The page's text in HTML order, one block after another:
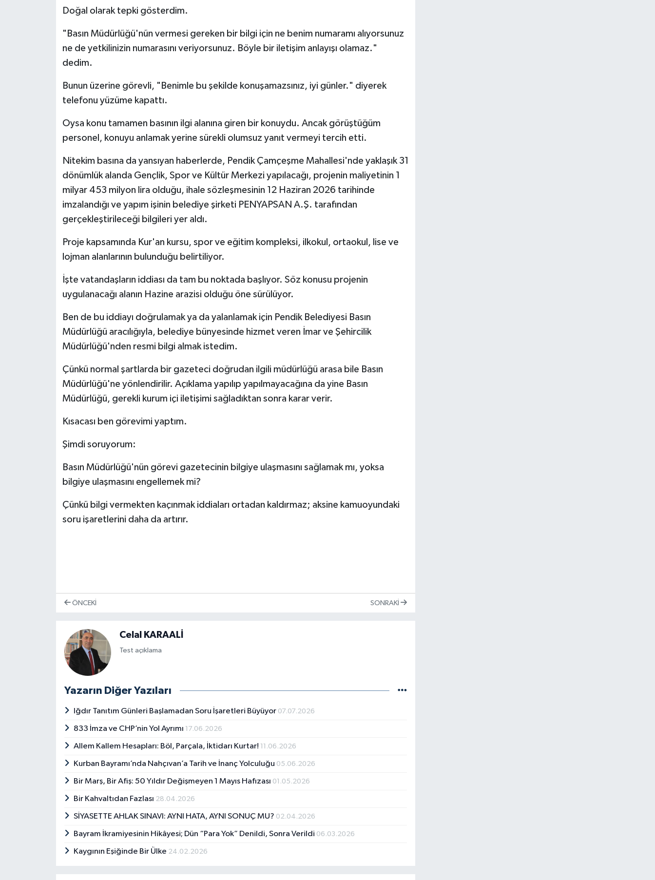
Doğal olarak tepki gösterdim.
"Basın Müdürlüğü'nün vermesi gereken bir bilgi için ne benim numaramı alıyorsunuz
ne de yetkilinizin numarasını veriyorsunuz. Böyle bir iletişim anlayışı olamaz."
dedim.
Bunun üzerine görevli, "Benimle bu şekilde konuşamazsınız, iyi günler." diyerek
telefonu yüzüme kapattı.
Oysa konu tamamen basının ilgi alanına giren bir konuydu. Ancak görüştüğüm
personel, konuyu anlamak yerine sürekli olumsuz yanıt vermeyi tercih etti.
Nitekim basına da yansıyan haberlerde, Pendik Çamçeşme Mahallesi'nde yaklaşık 31
dönümlük alanda Gençlik, Spor ve Kültür Merkezi yapılacağı, projenin maliyetinin 1
milyar 453 milyon lira olduğu, ihale sözleşmesinin 12 Haziran 2026 tarihinde
imzalandığı ve yapım işinin belediye şirketi PENYAPSAN A.Ş. tarafından
gerçekleştirileceği bilgileri yer aldı.
Proje kapsamında Kur'an kursu, spor ve eğitim kompleksi, ilkokul, ortaokul, lise ve
lojman alanlarının bulunduğu belirtiliyor.
İşte vatandaşların iddiası da tam bu noktada başlıyor. Söz konusu projenin
uygulanacağı alanın Hazine arazisi olduğu öne sürülüyor.
Ben de bu iddiayı doğrulamak ya da yalanlamak için Pendik Belediyesi Basın
Müdürlüğü aracılığıyla, belediye bünyesinde hizmet veren İmar ve Şehircilik
Müdürlüğü'nden resmi bilgi almak istedim.
Çünkü normal şartlarda bir gazeteci doğrudan ilgili müdürlüğü arasa bile Basın
Müdürlüğü'ne yönlendirilir. Açıklama yapılıp yapılmayacağına da yine Basın
Müdürlüğü, gerekli kurum içi iletişimi sağladıktan sonra karar verir.
Kısacası ben görevimi yaptım.
Şimdi soruyorum:
Basın Müdürlüğü'nün görevi gazetecinin bilgiye ulaşmasını sağlamak mı, yoksa
bilgiye ulaşmasını engellemek mi?
Çünkü bilgi vermekten kaçınmak iddiaları ortadan kaldırmaz; aksine kamuoyundaki
soru işaretlerini daha da artırır.
ÖNCEKI SONRAKI
Celal KARAALİ
Test açıklama
Yazarın Diğer Yazıları
Iğdır Tanıtım Günleri Başlamadan Soru İşaretleri Büyüyor 07.07.2026
833 İmza ve CHP’nin Yol Ayrımı 17.06.2026
Allem Kallem Hesapları: Böl, Parçala, İktidarı Kurtar! 11.06.2026
Kurban Bayramı’nda Nahçıvan’a Tarih ve İnanç Yolculuğu 05.06.2026
Bir Marş, Bir Afiş: 50 Yıldır Değişmeyen 1 Mayıs Hafızası 01.05.2026
Bir Kahvaltıdan Fazlası 28.04.2026
SİYASETTE AHLAK SINAVI: AYNI HATA, AYNI SONUÇ MU? 02.04.2026
Bayram İkramiyesinin Hikâyesi; Dün “Para Yok” Denildi, Sonra Verildi 06.03.2026
Kaygının Eşiğinde Bir Ülke 24.02.2026